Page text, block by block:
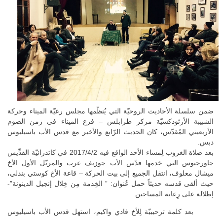
ضمن سلسلة الأحاديث الروحيّة التي يُنظّمها مجلس رعيّة الميناء وحركة
الشبيبة الأرثوذكسيّة مركز طرابلس – فرع الميناء في زمن الصوم
الأربعيني المُقدّس، كان الحديث الرّابع والأخير مع قدس الأب باسيليوس
دبس.
بعد صلاة الغروب لِمساء الأحد الواقع فيه 2017/4/2 في كاتدرائيّة القدِّيس
جاورجيوس التي خدمها قدّس الأب جوزيف عرب والمرتّل الأول الأخ
ميشال معلوف، انتقل الجميع إلى بيت الحركة – قاعة الأخ كوستي بندلي،
حيث ألقى قدسه حديثاً حمل عُنوان: ” الخِدمة مِن خِلال إنجيل الدينونة”-
إطلالة على رِعاية المساجين.
بعد كلمة ترحيبيّة لِلأخ فادي واكيم، استهل قدس الأب باسيليوس